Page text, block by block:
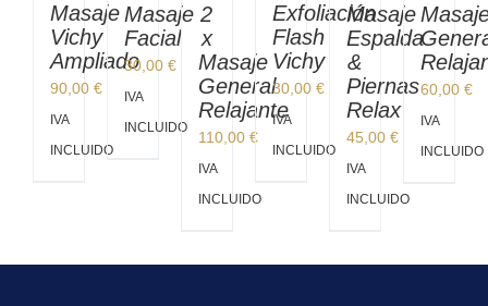
Masaje
Vichy
Ampliado
90,00 €
IVA
INCLUIDO
Masaje
Facial
30,00 €
IVA
INCLUIDO
2
x
Masaje
General
Relajante
110,00 €
IVA
INCLUIDO
Exfoliación
Flash
Vichy
30,00 €
IVA
INCLUIDO
Masaje
Espalda
&
Piernas
Relax
45,00 €
IVA
INCLUIDO
60,00 €
IVA
INCLUIDO